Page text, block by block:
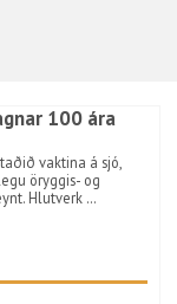
100 ára
vaktina á sjó,
öryggis- og
Hlutverk …